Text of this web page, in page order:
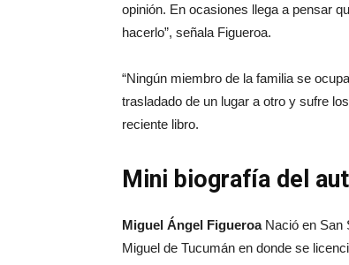
opinión. En ocasiones llega a pensar
hacerlo”, señala Figueroa.
“Ningún miembro de la familia se
trasladado de un lugar a otro y sufre
reciente libro.
Mini biografía del
Miguel Ángel FigueroaNació en San
Miguel de Tucumán en donde se